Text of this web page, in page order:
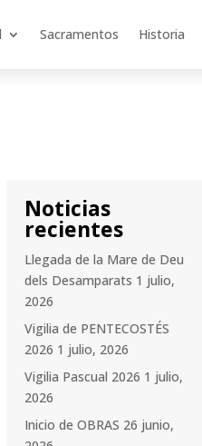
Sacramentos Historia
Noticias
recientes
Llegada de la Mare de Deu
dels Desamparats 1 julio,
2026
Vigilia de PENTECOSTÉS
2026 1 julio, 2026
Vigilia Pascual 2026 1 julio,
2026
Inicio de OBRAS 26 junio,